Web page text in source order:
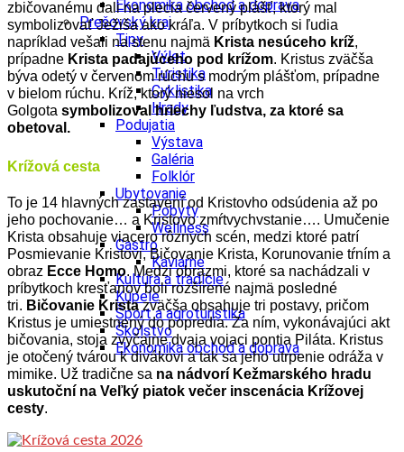
Ekonomika obchod a doprava
Prešovský kraj
Tipy
Výlet
Turistika
Cyklistika
Hrady
Podujatia
Výstava
Galéria
Folklór
Ubytovanie
Pobyty
Wellness
Gastro
Kaviarne
Kultúra a tradície
Kúpele
Šport a agroturistika
Školstvo
Ekonomika obchod a doprava
zbičovanému dali na plecia červený plášť, ktorý mal
symbolizovať Ježiša ako kráľa. V príbytkoch si ľudia
napríklad vešali na stenu najmä Krista nesúceho kríž,
prípadne Krista padajúceho pod krížom. Kristus zväčša
býva odetý v červenom rúchu s modrým plášťom, prípadne
v bielom rúchu. Kríž, ktorý niesol na vrch
Golgota symbolizoval hriechy ľudstva, za ktoré sa
obetoval.
Krížová cesta
To je 14 hlavných zastavení od Kristovho odsúdenia až po
jeho pochovanie… a Kristovo zmŕtvychvstanie…. Umučenie
Krista obsahuje viacero rôznych scén, medzi ktoré patrí
Posmievanie Kristovi, Bičovanie Krista, Korunovanie tŕním a
obraz Ecce Homo. Medzi obrazmi, ktoré sa nachádzali v
príbytkoch kresťanov boli rozšírené najmä posledné
tri. Bičovanie Kristazväčša obsahuje tri postavy, pričom
Kristus je umiestnený do popredia. Za ním, vykonávajúci akt
bičovania, stoja zvyčajne dvaja vojaci pontia Piláta. Kristus
je otočený tvárou k divákovi a tak sa jeho utrpenie odráža v
mimike. Už tradične sa na nádvorí Kežmarského hradu
uskutoční na Veľký piatok večer inscenácia Krížovej
cesty.